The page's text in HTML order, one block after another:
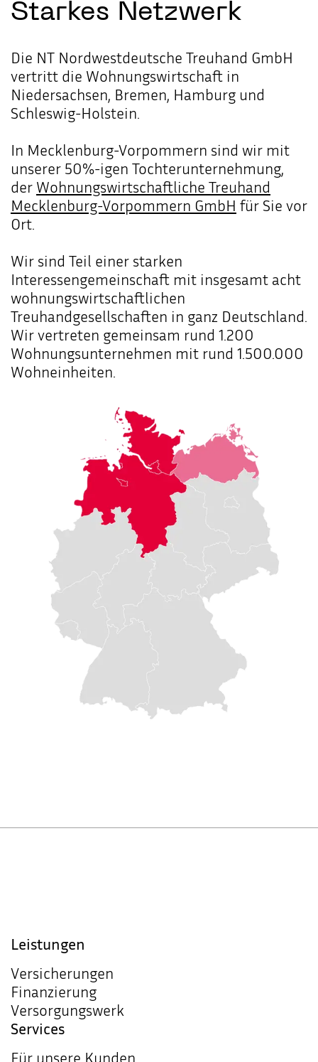
Starkes Netzwerk
Die NT Nordwestdeutsche Treuhand GmbH
vertritt die Wohnungswirtschaft in
Niedersachsen, Bremen, Hamburg und
Schleswig-Holstein.
In Mecklenburg-Vorpommern sind wir mit
unserer 50%-igen Tochterunternehmung,
der Wohnungswirtschaftliche Treuhand
Mecklenburg-Vorpommern GmbH für Sie vor
Ort.
Wir sind Teil einer starken
Interessengemeinschaft mit insgesamt acht
wohnungswirtschaftlichen
Treuhandgesellschaften in ganz Deutschland.
Wir vertreten gemeinsam rund 1.200
Wohnungsunternehmen mit rund 1.500.000
Wohneinheiten.
Leistungen
Versicherungen
Finanzierung
Versorgungswerk
Services
Für unsere Kunden